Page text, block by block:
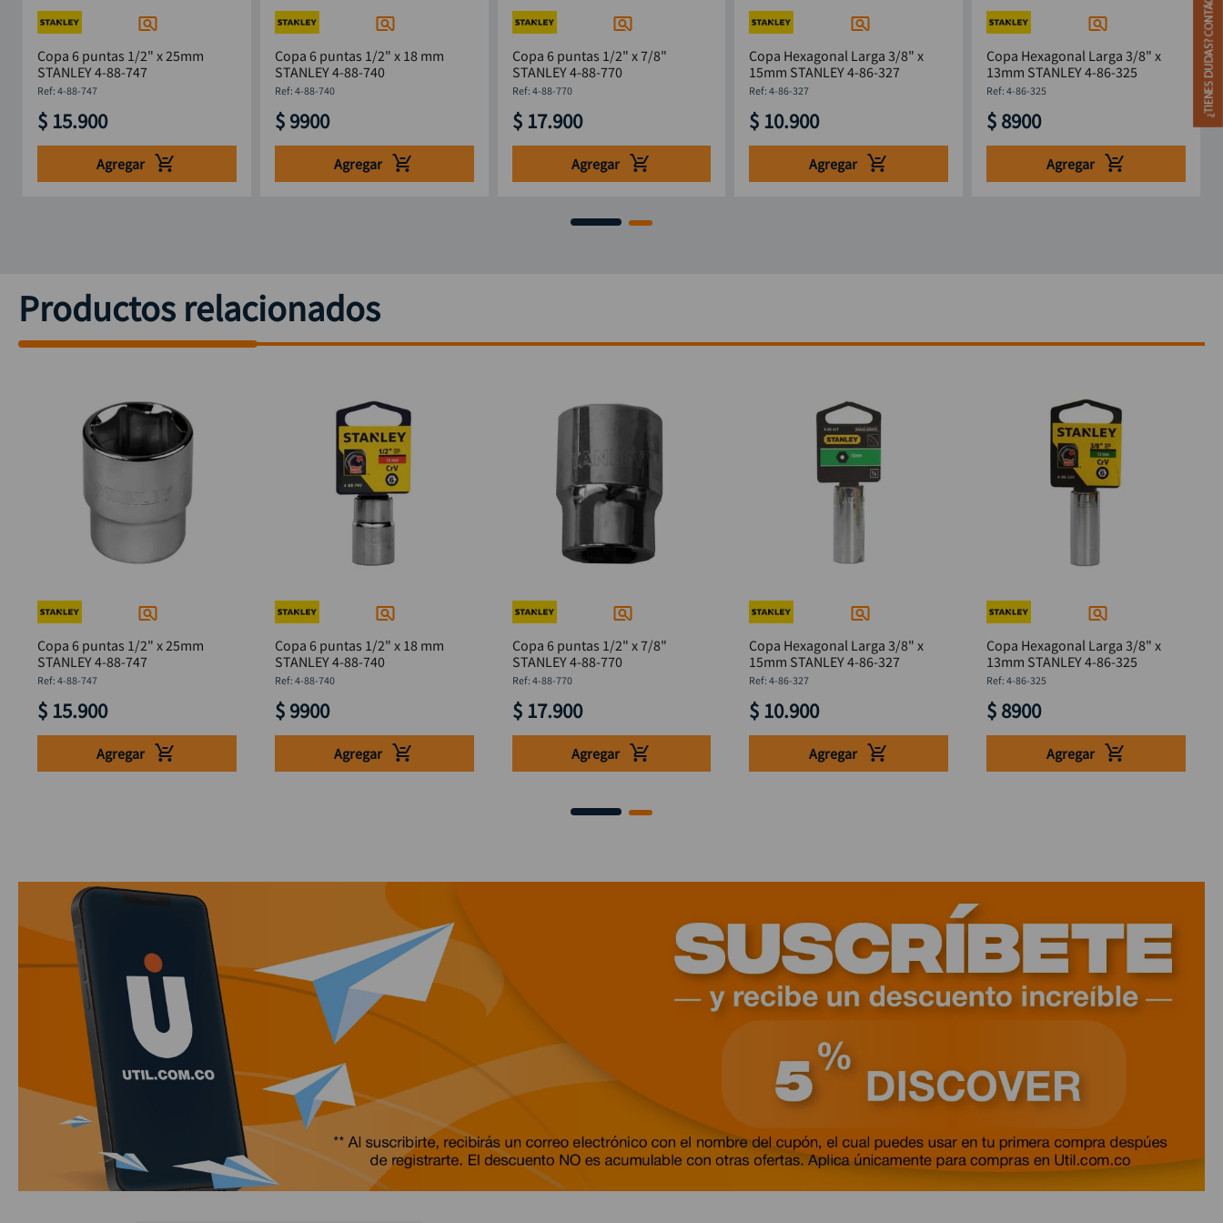
Copa 6 puntas 1/2" x 25mm
STANLEY 4-88-747
: 4-88-747
$ 15.900
Agregar
Copa 6 puntas 1/2" x 18 mm
STANLEY 4-88-740
: 4-88-740
$ 9900
Agregar
Copa 6 puntas 1/2" x 7/8"
STANLEY 4-88-770
: 4-88-770
$ 17.900
Agregar
Copa Hexagonal Larga 3/8" x
15mm STANLEY 4-86-327
:4-86-327
$ 10.900
Agregar
Copa Hexagonal Larga 3/8" x
13mm STANLEY 4-86-325
:4-86-325
$ 8900
Agregar
Productos relacionados
Copa 6 puntas 1/2" x 25mm
STANLEY 4-88-747
: 4-88-747
$ 15.900
Agregar
Copa 6 puntas 1/2" x 18 mm
STANLEY 4-88-740
: 4-88-740
$ 9900
Agregar
Copa 6 puntas 1/2" x 7/8"
STANLEY 4-88-770
: 4-88-770
$ 17.900
Agregar
Copa Hexagonal Larga 3/8" x
15mm STANLEY 4-86-327
:4-86-327
$ 10.900
Agregar
Copa Hexagonal Larga 3/8" x
13mm STANLEY 4-86-325
:4-86-325
$ 8900
Agregar